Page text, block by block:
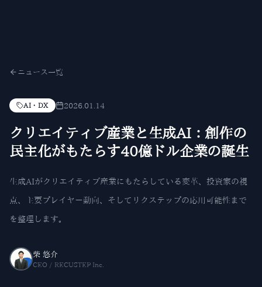
ニュース一覧
AI・DX 2026.01.14
クリエイティブ産業と生成AI：創作の
民主化がもたらす40億ドル企業の誕生
生成AIがクリエイティブ産業にもたらしている変革、投資家の視
点、主要プレイヤー動向、そしてリクステップの応用可能性まで
を整理します。
柴 悠介
CEO / RECUSTEP Inc.